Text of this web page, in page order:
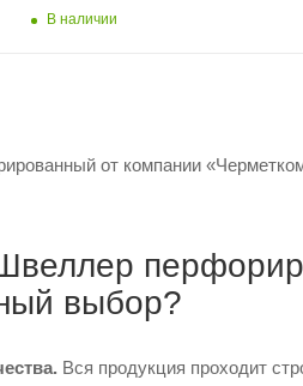
В наличии
от компании
выбор?
Вся продукция проходит